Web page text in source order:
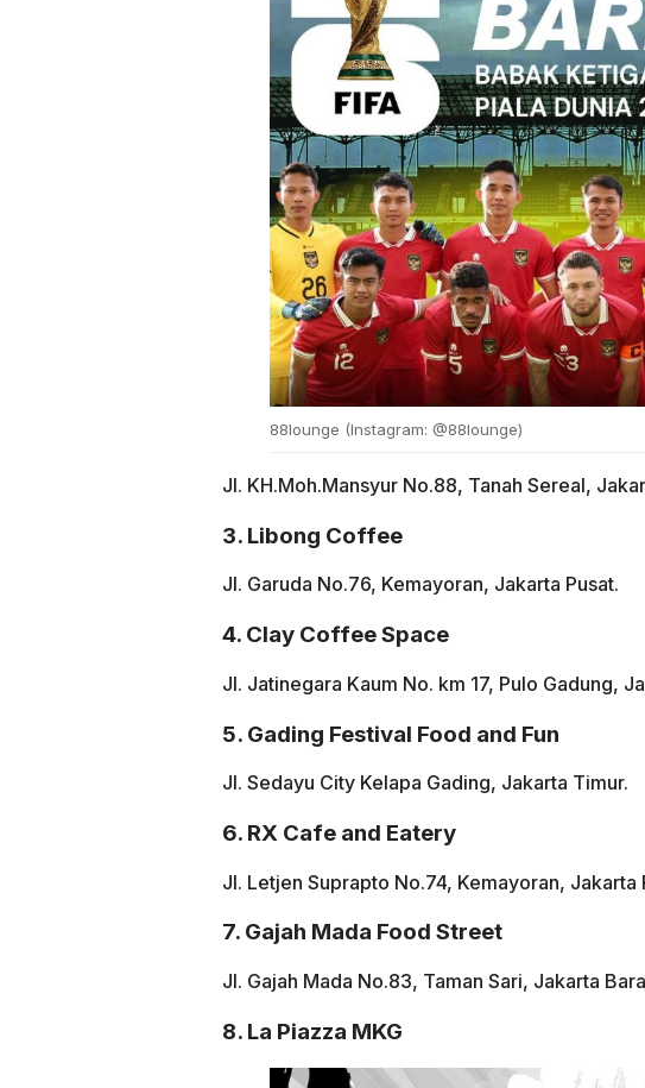
88lounge (Instagram: @88lounge)
Jl. KH.Moh.Mansyur No.88, Tanah Sereal,
3. Libong Coffee
Jl. Garuda No.76, Kemayoran, Jakarta Pusat.
4. Clay Coffee Space
Jl. Jatinegara Kaum No. km 17, Pulo Gadung,
5. Gading Festival Food and Fun
Jl. Sedayu City Kelapa Gading, Jakarta Timur.
6. RX Cafe and Eatery
Jl. Letjen Suprapto No.74, Kemayoran, Jakarta
7. Gajah Mada Food Street
Jl. Gajah Mada No.83, Taman Sari, Jakarta
8. La Piazza MKG